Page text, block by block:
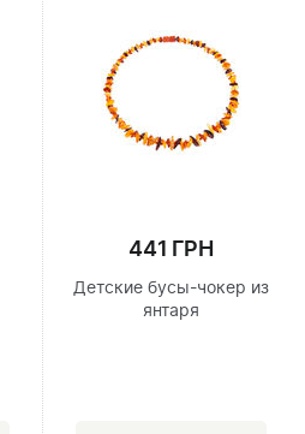
441 ГРН
Детские бусы-чокер из
янтаря